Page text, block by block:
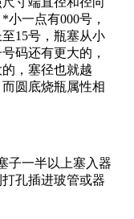
一点有000号，
15号，瓶塞从小
码还有更大的，
，塞径也就越
圆底烧瓶属性相
子一半以上塞入器
孔插进玻管或器